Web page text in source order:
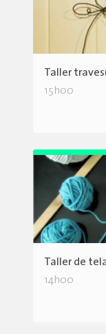
Taller
15h00
Taller de
14h00